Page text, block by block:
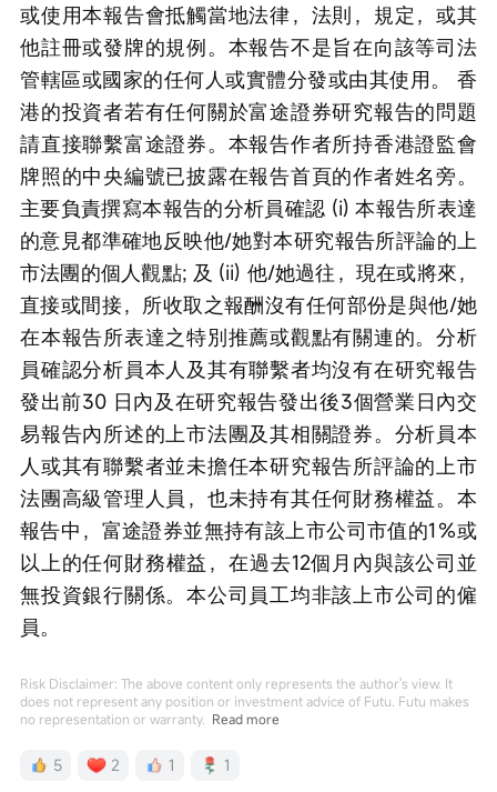
或使用本報告會抵觸當地法律，法則，規定，或其
他註冊或發牌的規例。本報告不是旨在向該等司法
管轄區或國家的任何人或實體分發或由其使用。 香
港的投資者若有任何關於富途證券研究報告的問題
請直接聯繫富途證券。本報告作者所持香港證監會
牌照的中央編號已披露在報告首頁的作者姓名旁。
主要負責撰寫本報告的分析員確認 (i) 本報告所表達
的意見都準確地反映他/她對本研究報告所評論的上
市法團的個人觀點; 及 (ii) 他/她過往，現在或將來，
直接或間接，所收取之報酬沒有任何部份是與他/她
在本報告所表達之特別推薦或觀點有關連的。分析
員確認分析員本人及其有聯繫者均沒有在研究報告
發出前30 日內及在研究報告發出後3個營業日內交
易報告內所述的上市法團及其相關證券。分析員本
人或其有聯繫者並未擔任本研究報告所評論的上市
法團高級管理人員，也未持有其任何財務權益。本
報告中，富途證券並無持有該上市公司市值的1％或
以上的任何財務權益，在過去12個月內與該公司並
無投資銀行關係。本公司員工均非該上市公司的僱
員。
Risk Disclaimer: The above content only represents the author's view. It
does not represent any position or investment advice of Futu. Futu makes
no representation or warranty. Read more
5 2 1 1